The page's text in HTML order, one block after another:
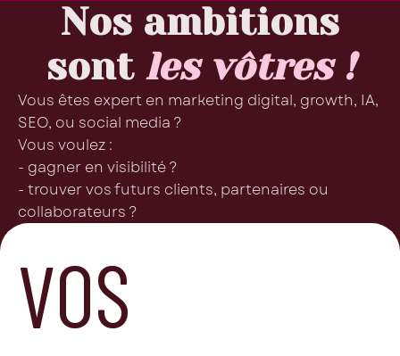
Nos ambitions
sont les vôtres !
Vous êtes expert en marketing digital, growth, IA,
SEO, ou social media ?
Vous voulez :
- gagner en visibilité ?
- trouver vos futurs clients, partenaires ou
collaborateurs ?
VOS